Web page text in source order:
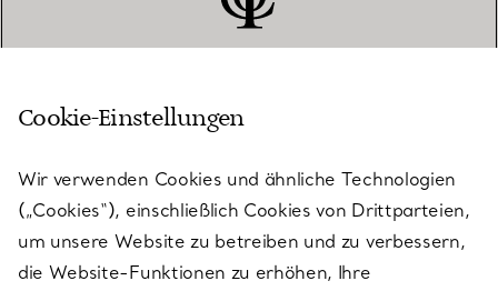
KUNDENSERVICE
SERVICES
Cookie-Einstellungen
Wir verwenden Cookies und ähnliche Technologien
(„Cookies“), einschließlich Cookies von Drittparteien,
um unsere Website zu betreiben und zu verbessern,
die Website-Funktionen zu erhöhen, Ihre